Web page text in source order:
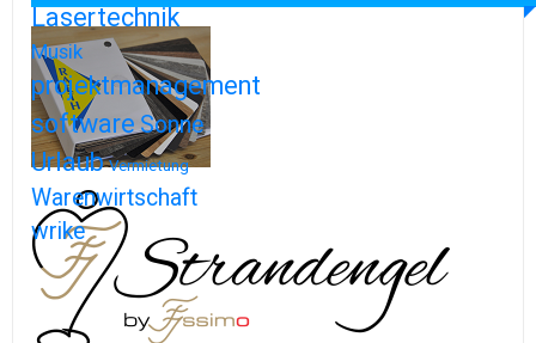
Lasertechnik
Musik
projektmanagement
softwareSonne
Urlaub Vermietung
Warenwirtschaft
wrike